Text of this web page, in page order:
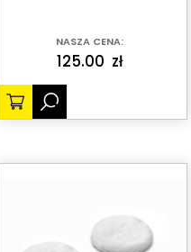
NASZA CENA:
125.00 zł